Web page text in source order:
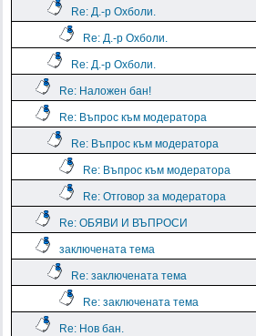
Re: Д.-р Охболи.
Re: Д.-р Охболи.
Re: Д.-р Охболи.
Re: Наложен бан!
Re: Въпрос към модератора
Re: Въпрос към модератора
Re: Въпрос към модератора
Re: Отговор за модератора
Re: ОБЯВИ И ВЪПРОСИ
заключената тема
Re: заключената тема
Re: заключената тема
Re: Нов бан.